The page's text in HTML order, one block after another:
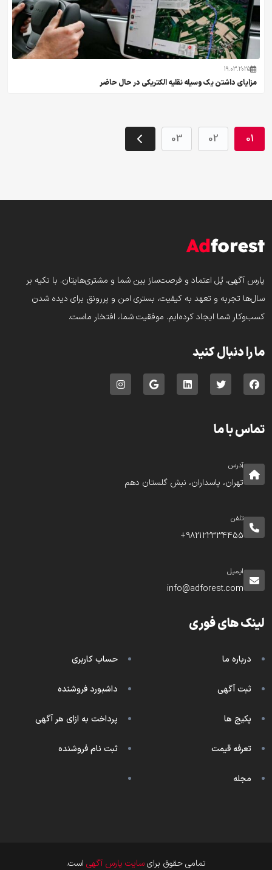
19.03.2025
مزایای داشتن یک وسیله نقلیه الکتریکی در حال حاضر
01
02
03
پارس‌ آگهی، پُل اعتماد و فرصت‌ساز بین شما و مشتری‌هایتان. با تکیه بر
سال‌ها تجربه و تعهد به کیفیت، بستری امن و پررونق برای دیده شدن
کسب‌وکار شما ایجاد کرده‌ایم. موفقیت شما، افتخار ماست.
ما را دنبال کنید
تماس با ما
آدرس
تهران، پاسداران، نبش گلستان دهم
تلفن
982122334455+
ایمیل
info@adforest.com
لینک های فوری
درباره ما
ثبت آگهی
پکیج ها
تعرفه قیمت
مجله
حساب کاربری
داشبورد فروشنده
پرداخت به ازای هر آگهی
ثبت نام فروشنده
تمامی حقوق برایسایت پارس آگهی است.